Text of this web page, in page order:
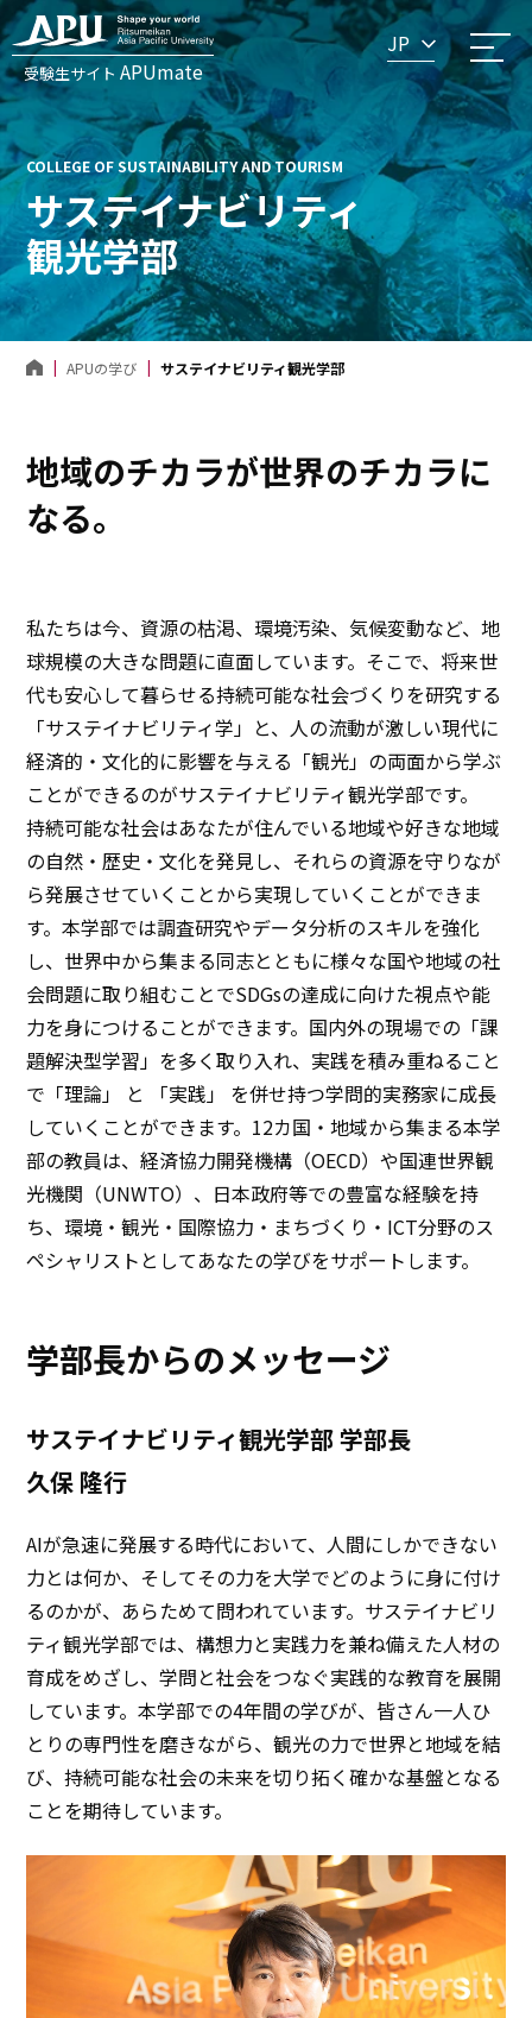
受験生サイト APUmate
JP
COLLEGE OF SUSTAINABILITY AND TOURISM
サステイナビリティ
観光学部
APUの学び サステイナビリティ観光学部
地域のチカラが世界のチカラに
なる。
私たちは今、資源の枯渇、環境汚染、気候変動など、地
球規模の大きな問題に直面しています。そこで、将来世
代も安心して暮らせる持続可能な社会づくりを研究する
「サステイナビリティ学」と、人の流動が激しい現代に
経済的・文化的に影響を与える「観光」の両面から学ぶ
ことができるのがサステイナビリティ観光学部です。
持続可能な社会はあなたが住んでいる地域や好きな地域
の自然・歴史・文化を発見し、それらの資源を守りなが
ら発展させていくことから実現していくことができま
す。本学部では調査研究やデータ分析のスキルを強化
し、世界中から集まる同志とともに様々な国や地域の社
会問題に取り組むことでSDGsの達成に向けた視点や能
力を身につけることができます。国内外の現場での「課
題解決型学習」を多く取り入れ、実践を積み重ねること
で「理論」 と 「実践」 を併せ持つ学問的実務家に成長
していくことができます。12カ国・地域から集まる本学
部の教員は、経済協力開発機構（OECD）や国連世界観
光機関（UNWTO）、日本政府等での豊富な経験を持
ち、環境・観光・国際協力・まちづくり・ICT分野のス
ペシャリストとしてあなたの学びをサポートします。
学部長からのメッセージ
サステイナビリティ観光学部 学部長
久保 隆行
AIが急速に発展する時代において、人間にしかできない
力とは何か、そしてその力を大学でどのように身に付け
るのかが、あらためて問われています。サステイナビリ
ティ観光学部では、構想力と実践力を兼ね備えた人材の
育成をめざし、学問と社会をつなぐ実践的な教育を展開
しています。本学部での4年間の学びが、皆さん一人ひ
とりの専門性を磨きながら、観光の力で世界と地域を結
び、持続可能な社会の未来を切り拓く確かな基盤となる
ことを期待しています。